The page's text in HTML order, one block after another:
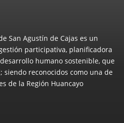
San Agustín de Cajas es un
participativa, planificadora
humano sostenible, que
reconocidos como una de
de la Región Huancayo